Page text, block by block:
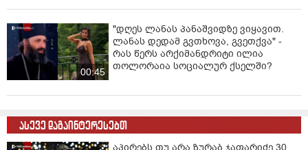
სააკაშვილსა და საბადრაგო სამსახურს შორის,
შეხლა-შემოხლაც არ ჰქვია, იძულებით გაიყვანეს
სააკაშვილი, ფიზიკურად მოკიდეს ხელი და ფიზიკური
ძალით გაიყვანეს", - განაცხადა ჯაფარიძემ.
00:45
"დღეს ლანას პანაშვიდზე ვიყავით.
ლანას დედამ გვთხოვა, გვეთქვა" -
რას წერს არქიმანდრიტი ილია
თოლორაია სოციალურ ქსელში?
ასევე დაგაინტერესებთ